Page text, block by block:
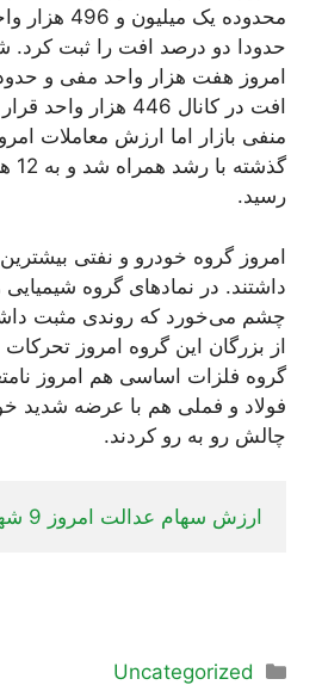
محدوده یک
حدودا دو درصد افت را ثبت
امروز هفت هزار واحد مفی و
افت در کانال 446
منفی بازار اما ارزش معاملات
رسید.
امروز گروه خودرو و نفتی
داشتند. در نمادهای گروه
چشم می‌خورد که روندی مثبت
از بزرگان این گروه امروز
گروه فلزات اساسی هم امروز
فولاد و فملی هم با عرضه شدید
چالش رو به رو کردند.
ارزش سهام عدالت امروز 9 شهریور چقدر شد؟
دسته‌ها
Uncategorized